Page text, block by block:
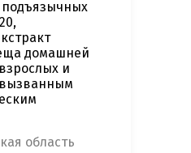
подъязычных
домашней
и
вызванным
область